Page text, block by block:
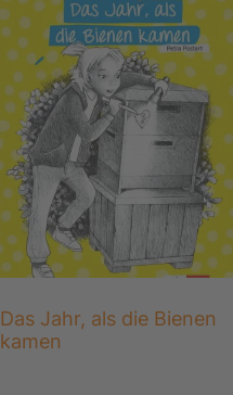
Das Jahr, als die Bienen
kamen